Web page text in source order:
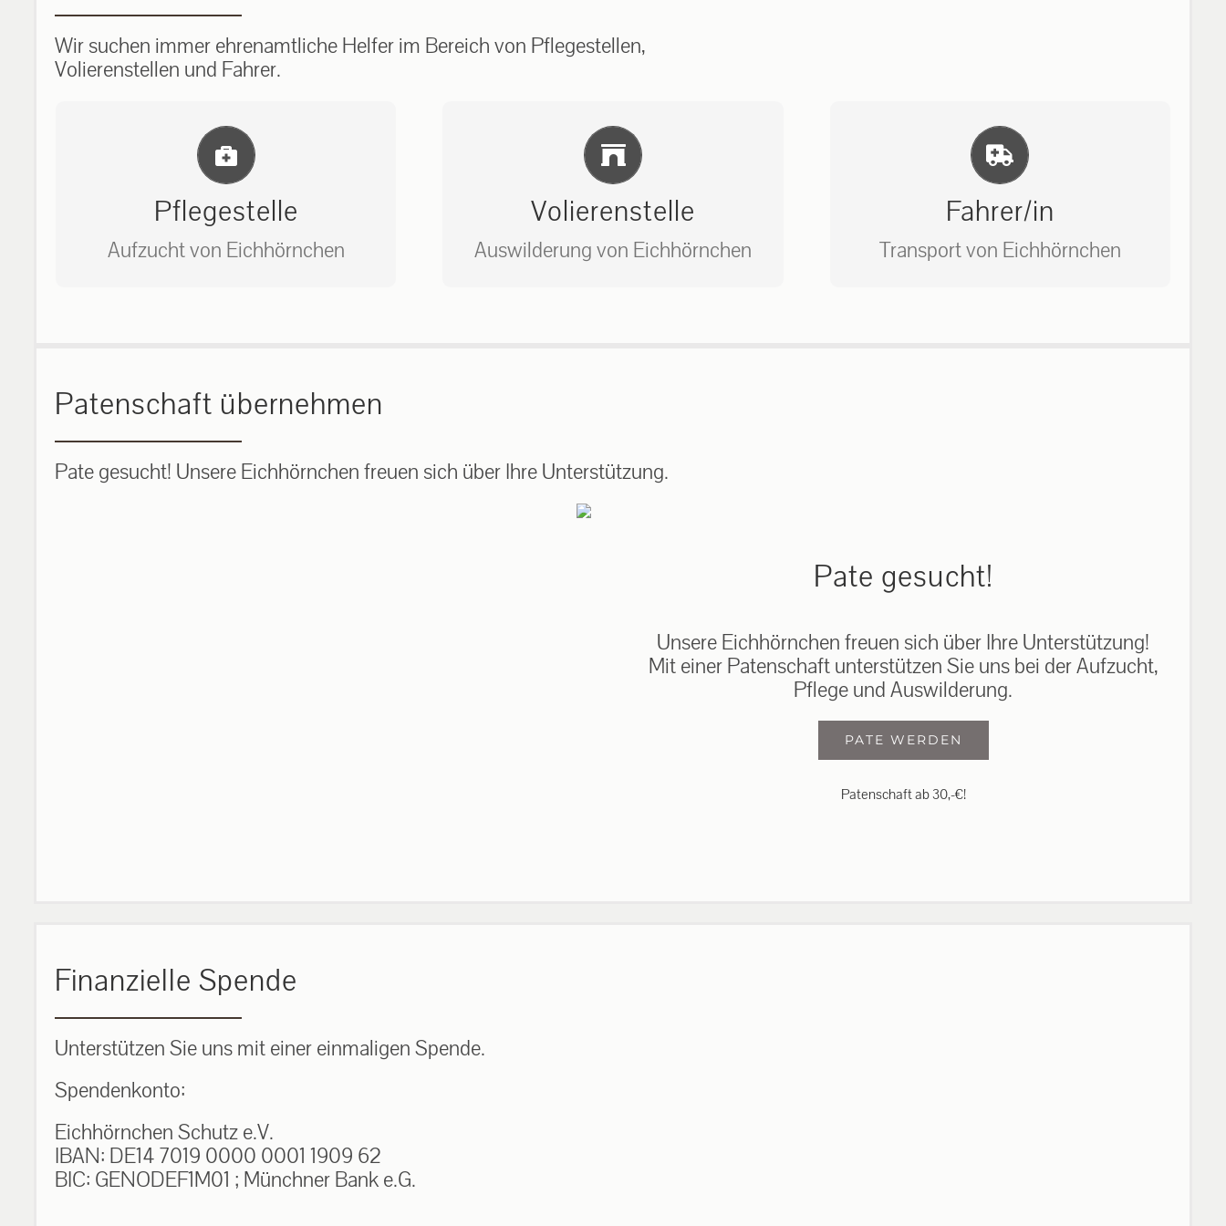
Wir suchen immer ehrenamtliche Helfer im Bereich von Pflegestellen,
Volierenstellen und Fahrer.
Pflegestelle
Aufzucht von Eichhörnchen
Einlernung und Infos
Volierenstelle
Auswilderung von Eichhörnchen
Einlernung und Infos
Fahrer/in
Transport von Eichhörnchen
Einlernung und Infos
Patenschaft übernehmen
Pate gesucht! Unsere Eichhörnchen freuen sich über Ihre Unterstützung.
Pate gesucht!
Unsere Eichhörnchen freuen sich über Ihre Unterstützung!
Mit einer Patenschaft unterstützen Sie uns bei der Aufzucht,
Pflege und Auswilderung.
PATE WERDEN
Patenschaft ab 30,-€!
Finanzielle Spende
Unterstützen Sie uns mit einer einmaligen Spende.
Spendenkonto:
Eichhörnchen Schutz e.V.
IBAN: DE14 7019 0000 0001 1909 62
BIC: GENODEF1M01 ; Münchner Bank e.G.